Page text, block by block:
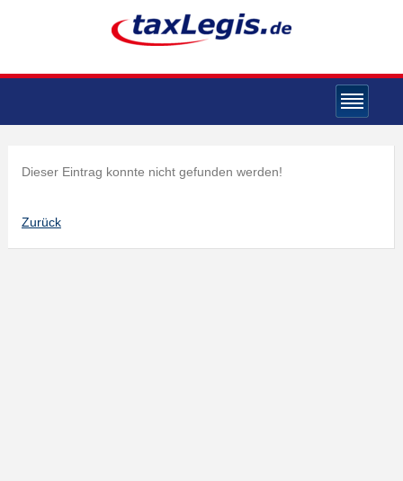
Dieser Eintrag konnte nicht gefunden werden!
Zurück